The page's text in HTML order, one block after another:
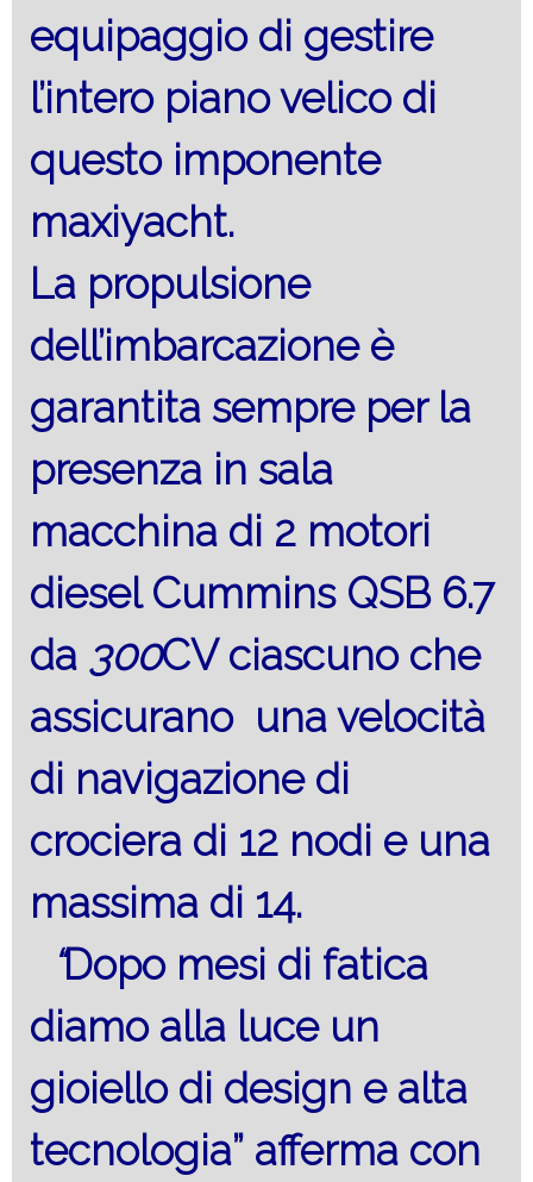
equipaggio di gestire
l’intero piano velico di
questo imponente
maxiyacht.
La propulsione
dell’imbarcazione è
garantita sempre per la
presenza in sala
macchina di 2 motori
diesel Cummins QSB 6.7
da 300CV ciascuno che
assicurano una velocità
di navigazione di
crociera di 12 nodi e una
massima di 14.
“Dopo mesi di fatica
diamo alla luce un
gioiello di design e alta
tecnologia” afferma con